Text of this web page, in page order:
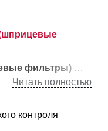
Фильтрующие насадки (шприцевые фильтры)
— это
Читать полностью
контроля